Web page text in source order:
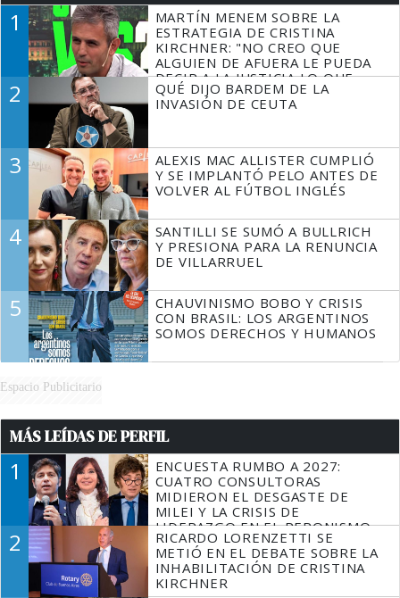
1
MARTÍN MENEM SOBRE LA
ESTRATEGIA DE CRISTINA
KIRCHNER: "NO CREO QUE
ALGUIEN DE AFUERA LE PUEDA
DECIR A LA JUSTICIA LO QUE
TIENE QUE HACER"
2
QUÉ DIJO BARDEM DE LA
INVASIÓN DE CEUTA
3
ALEXIS MAC ALLISTER CUMPLIÓ
Y SE IMPLANTÓ PELO ANTES DE
VOLVER AL FÚTBOL INGLÉS
4
SANTILLI SE SUMÓ A BULLRICH
Y PRESIONA PARA LA RENUNCIA
DE VILLARRUEL
5
CHAUVINISMO BOBO Y CRISIS
CON BRASIL: LOS ARGENTINOS
SOMOS DERECHOS Y HUMANOS
Espacio Publicitario
MÁS LEÍDAS DE PERFIL
1
ENCUESTA RUMBO A 2027:
CUATRO CONSULTORAS
MIDIERON EL DESGASTE DE
MILEI Y LA CRISIS DE
LIDERAZGO EN EL PERONISMO
2
RICARDO LORENZETTI SE
METIÓ EN EL DEBATE SOBRE LA
INHABILITACIÓN DE CRISTINA
KIRCHNER